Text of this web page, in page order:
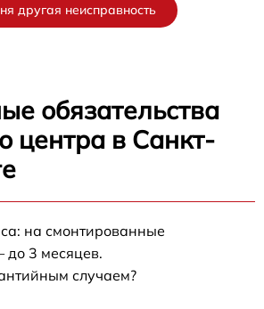
другая неисправность
обязательства
центра в Санкт-
на смонтированные
3 месяцев.
случаем?